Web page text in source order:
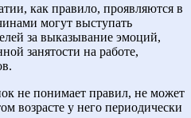
как правило, проявляются в
могут выступать
за выказывание эмоций,
занятости на работе,
не понимает правил, не может
возрасте у него периодически